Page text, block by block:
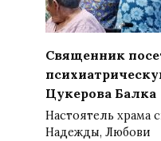
Священник
Цукерова Балка
Настоятель храма
Надежды, Любови